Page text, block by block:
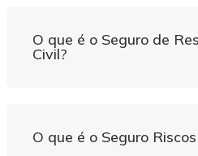
O que é o Seguro de
Civil?
O que é o Seguro